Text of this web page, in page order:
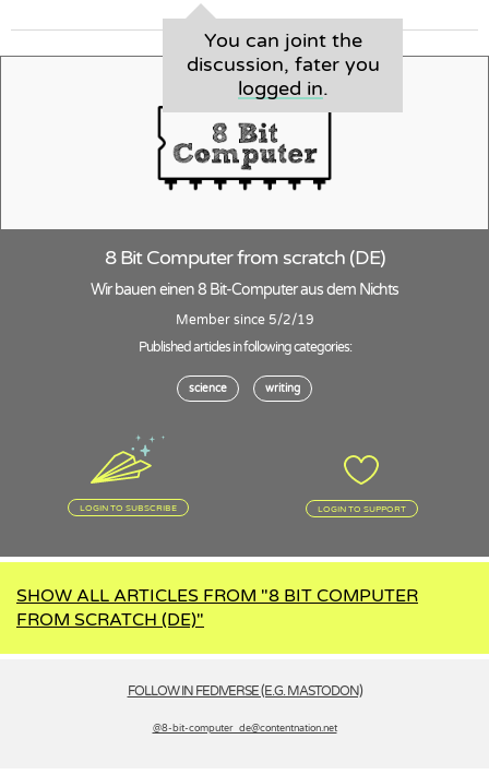
You can joint the
discussion, fater you
logged in.
8 Bit Computer from scratch (DE)
Wir bauen einen 8 Bit-Computer aus dem Nichts
Member since 5/2/19
Published articles in following categories:
science writing
LOGIN TO SUBSCRIBE LOGIN TO SUPPORT
SHOW ALL ARTICLES FROM "8 BIT COMPUTER
FROM SCRATCH (DE)"
FOLLOW IN FEDIVERSE (E.G. MASTODON)
@8-bit-computer_de­@contentnation.net